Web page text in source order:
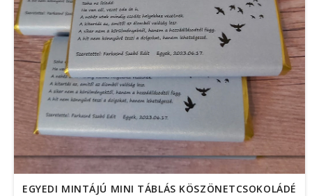
EGYEDI MINTÁJÚ MINI TÁBLÁS KÖSZÖNETCSOKOLÁDÉ